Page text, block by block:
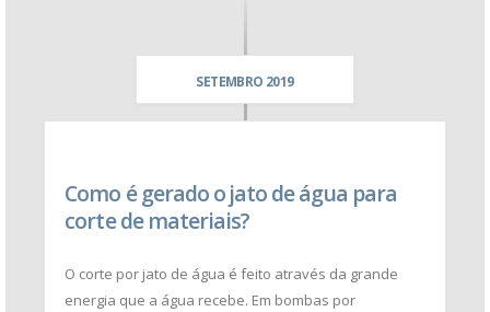
SETEMBRO 2019
Como é gerado o jato de água para
corte de materiais?
O corte por jato de água é feito através da grande
energia que a água recebe. Em bombas por